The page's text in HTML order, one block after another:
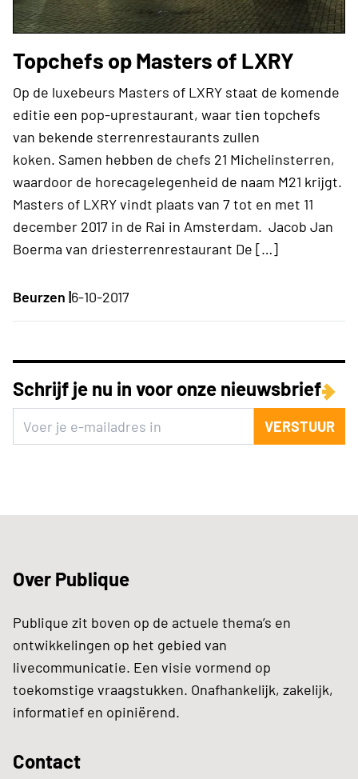
Topchefs op Masters of LXRY
Op de luxebeurs Masters of LXRY staat de komende
editie een pop-uprestaurant, waar tien topchefs
van bekende sterrenrestaurants zullen
koken. Samen hebben de chefs 21 Michelinsterren,
waardoor de horecagelegenheid de naam M21 krijgt.
Masters of LXRY vindt plaats van 7 tot en met 11
december 2017 in de Rai in Amsterdam. Jacob Jan
Boerma van driesterrenrestaurant De […]
Beurzen |6-10-2017
Schrijf je nu in voor onze nieuwsbrief
VERSTUUR
Over Publique
Publique zit boven op de actuele thema’s en
ontwikkelingen op het gebied van
livecommunicatie. Een visie vormend op
toekomstige vraagstukken. Onafhankelijk, zakelijk,
informatief en opiniërend.
Contact